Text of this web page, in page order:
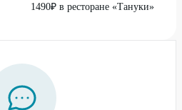
1490₽ в ресторане «Тануки»